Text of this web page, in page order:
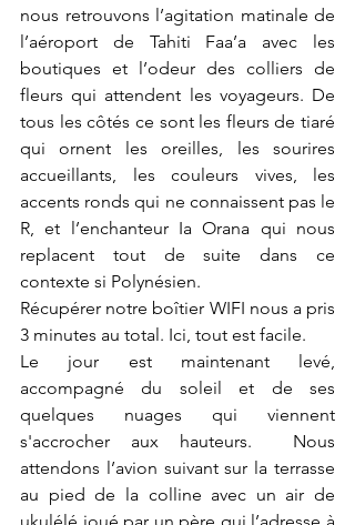
nous retrouvons l’agitation matinale de
l’aéroport de Tahiti Faa’a avec les
boutiques et l’odeur des colliers de
fleurs qui attendent les voyageurs. De
tous les côtés ce sont les fleurs de tiaré
qui ornent les oreilles, les sourires
accueillants, les couleurs vives, les
accents ronds qui ne connaissent pas le
R, et l’enchanteur Ia Orana qui nous
replacent tout de suite dans ce
contexte si Polynésien.
Récupérer notre boîtier WIFI nous a pris
3 minutes au total. Ici, tout est facile.
Le jour est maintenant levé,
accompagné du soleil et de ses
quelques nuages qui viennent
s'accrocher aux hauteurs.  Nous
attendons l’avion suivant sur la terrasse
au pied de la colline avec un air de